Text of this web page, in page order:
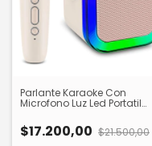
Parlante Karaoke Con
Microfono Luz Led Portatil
$17.200,00 $21.500,00